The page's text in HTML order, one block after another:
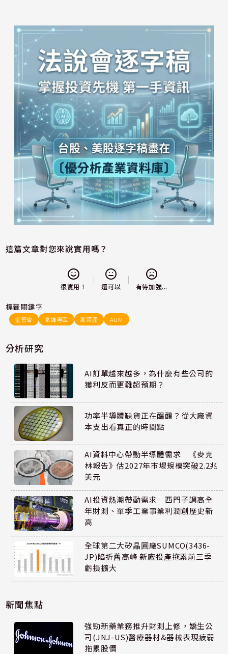
這篇文章對您來說實用嗎？
很實用！ 還可以 有待加強...
標籤關鍵字
金管會 高雄專區 高資產 AUM
分析研究
AI訂單越來越多，為什麼有些公司的
獲利反而更難超預期？
功率半導體缺貨正在醞釀？從大廠資
本支出看真正的時間點
AI資料中心帶動半導體需求 《麥克
林報告》估2027年市場規模突破2.2兆
美元
AI投資熱潮帶動需求 西門子調高全
年財測、單季工業事業利潤創歷史新
高
全球第二大矽晶圓廠SUMCO(3436-
JP)陷折舊高峰 新廠投產拖累前三季
虧損擴大
新聞焦點
強勁新藥業務推升財測上修，嬌生公
司(JNJ-US)醫療器材&器械表現疲弱
拖累股價